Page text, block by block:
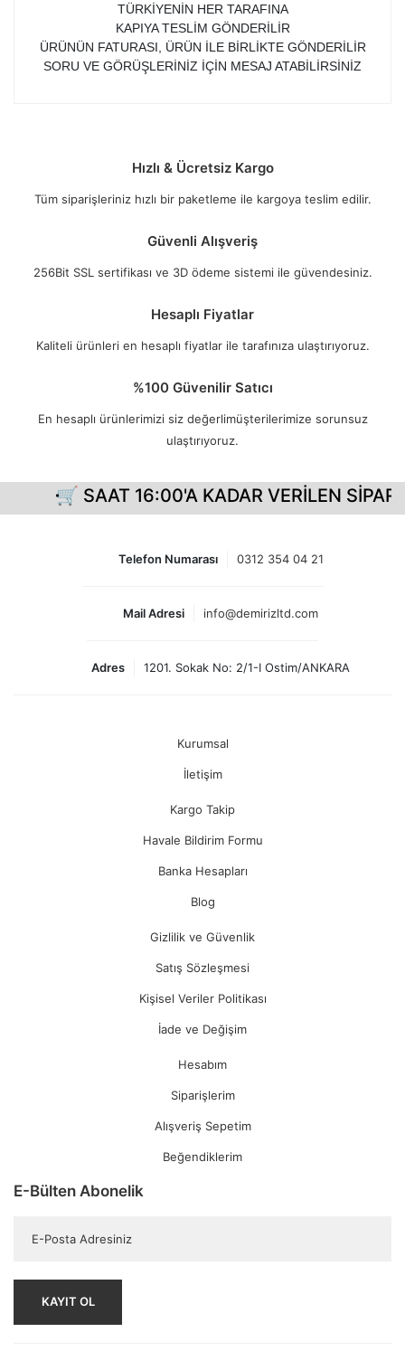
TÜRKİYENİN HER TARAFINA
KAPIYA TESLİM GÖNDERİLİR
ÜRÜNÜN FATURASI, ÜRÜN İLE BİRLİKTE GÖNDERİLİR
SORU VE GÖRÜŞLERİNİZ İÇİN MESAJ ATABİLİRSİNİZ
Hızlı & Ücretsiz Kargo
Tüm siparişleriniz hızlı bir paketleme ile kargoya teslim edilir.
Güvenli Alışveriş
256Bit SSL sertifikası ve 3D ödeme sistemi ile güvendesiniz.
Hesaplı Fiyatlar
Kaliteli ürünleri en hesaplı fiyatlar ile tarafınıza ulaştırıyoruz.
%100 Güvenilir Satıcı
En hesaplı ürünlerimizi siz değerlimüşterilerimize sorunsuz
ulaştırıyoruz.
🛒 SAAT 16:00'A KADAR VERİLEN
Telefon Numarası 0312 354 04 21
Mail Adresi info@demirizltd.com
Adres 1201. Sokak No: 2/1-I Ostim/ANKARA
Kurumsal
İletişim
Kargo Takip
Havale Bildirim Formu
Banka Hesapları
Blog
Gizlilik ve Güvenlik
Satış Sözleşmesi
Kişisel Veriler Politikası
İade ve Değişim
Hesabım
Siparişlerim
Alışveriş Sepetim
Beğendiklerim
E-Bülten Abonelik
KAYIT OL